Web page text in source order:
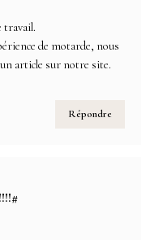
travail.
de motarde, nous
article sur notre site.
Répondre